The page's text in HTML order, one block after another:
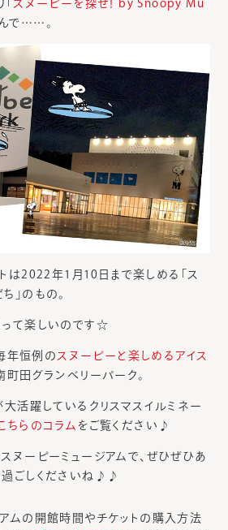
スヌーピーを探せ！ by Snoopy Mu
んで……。
は2022年1月10日まで楽しめる「ス
」のもの。
って楽しいのです☆
年恒例の スヌーピーと楽しめるアイス
町田グランベリーパーク。
大活躍しているクリスマスイルミネー
ちらのコラム をご覧ください♪
ヌーピーミュージアムで、ぜひぜひあ
過ごしくださいね♪♪
ムの開館時間やチケットの購入方法